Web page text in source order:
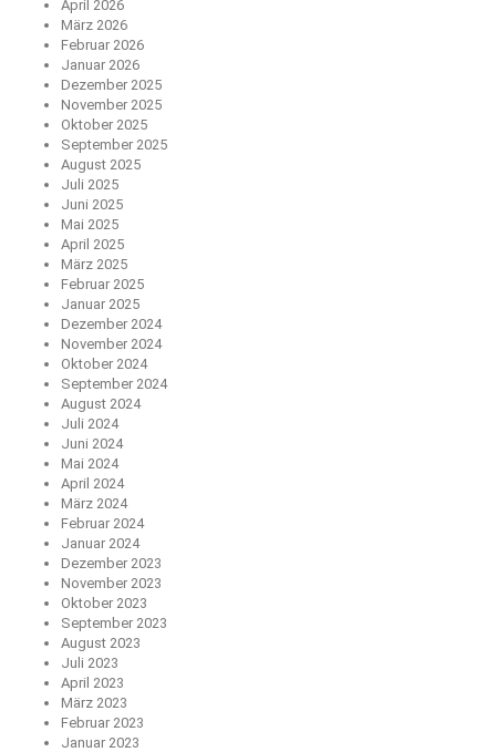
April 2026
März 2026
Februar 2026
Januar 2026
Dezember 2025
November 2025
Oktober 2025
September 2025
August 2025
Juli 2025
Juni 2025
Mai 2025
April 2025
März 2025
Februar 2025
Januar 2025
Dezember 2024
November 2024
Oktober 2024
September 2024
August 2024
Juli 2024
Juni 2024
Mai 2024
April 2024
März 2024
Februar 2024
Januar 2024
Dezember 2023
November 2023
Oktober 2023
September 2023
August 2023
Juli 2023
April 2023
März 2023
Februar 2023
Januar 2023